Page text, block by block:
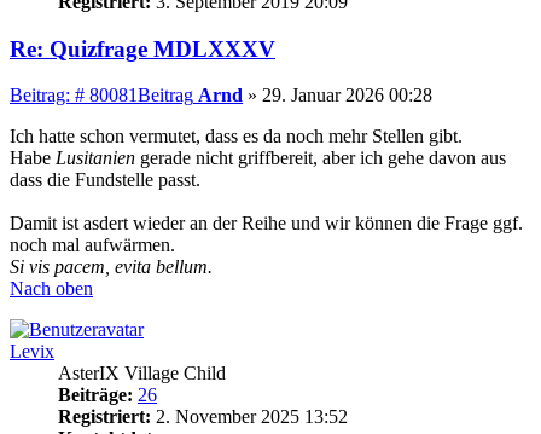
Re: Quizfrage MDLXXXV
Beitrag: # 80081Beitrag Arnd » 29. Januar 2026 00:28
Ich hatte schon vermutet, dass es da noch mehr Stellen gibt.
Habe Lusitanien gerade nicht griffbereit, aber ich gehe davon aus
dass die Fundstelle passt.
Damit ist asdert wieder an der Reihe und wir können die Frage ggf.
noch mal aufwärmen.
Si vis pacem, evita bellum.
Nach oben
Levix
AsterIX Village Child
Beiträge: 26
Registriert: 2. November 2025 13:52